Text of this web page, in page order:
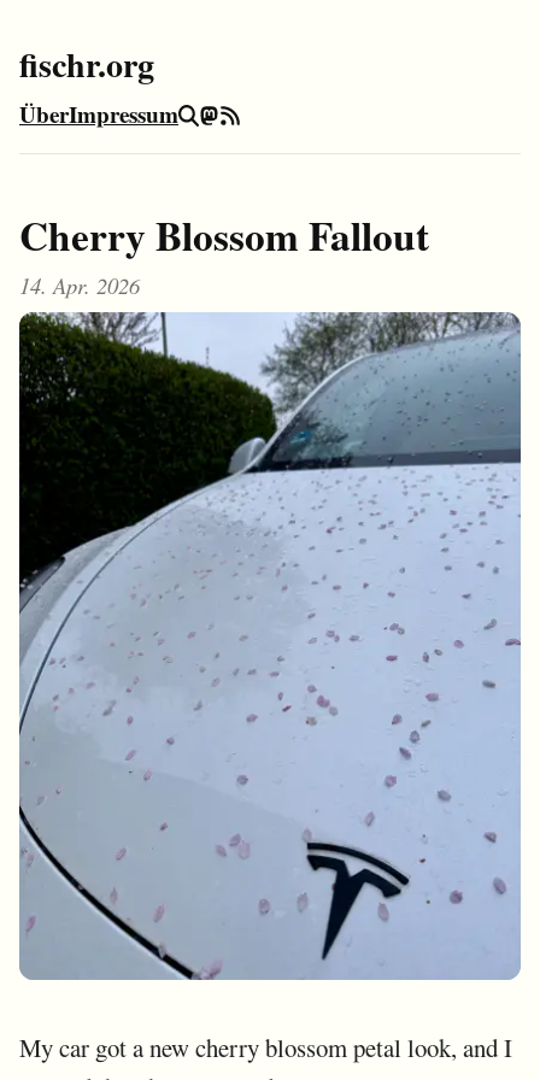
fischr.org
ÜberImpressumSuche
Mastodon
RSS-Feed
Cherry Blossom Fallout
14. Apr. 2026
My car got a new cherry blossom petal look, and I